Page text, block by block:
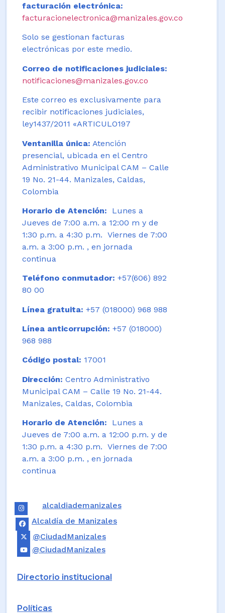
facturación electrónica:
facturacionelectronica@manizales.gov.co
Solo se gestionan facturas
electrónicas por este medio.
Correo de notificaciones judiciales:
notificaciones@manizales.gov.co
Este correo es exclusivamente para
recibir notificaciones judiciales,
ley1437/2011 «ARTICULO197
Ventanilla única: Atención
presencial, ubicada en el Centro
Administrativo Municipal CAM – Calle
19 No. 21-44. Manizales, Caldas,
Colombia
Horario de Atención:
Lunes a
Jueves de 7:00 a.m. a 12:00 m y de
1:30 p.m. a 4:30 p.m. Viernes de 7:00
a.m. a 3:00 p.m. , en jornada
continua
Teléfono conmutador: +57(606) 892
80 00
Línea gratuita: +57 (018000) 968 988
Línea anticorrupción: +57 (018000)
968 988
Código postal: 17001
Dirección: Centro Administrativo
Municipal CAM – Calle 19 No. 21-44.
Manizales, Caldas, Colombia
Horario de Atención: Lunes a
Jueves de 7:00 a.m. a 12:00 p.m. y de
1:30 p.m. a 4:30 p.m. Viernes de 7:00
a.m. a 3:00 p.m. , en jornada
continua
alcaldiademanizales
Alcaldía de Manizales
@CiudadManizales
@CiudadManizales
Directorio institucional
Políticas